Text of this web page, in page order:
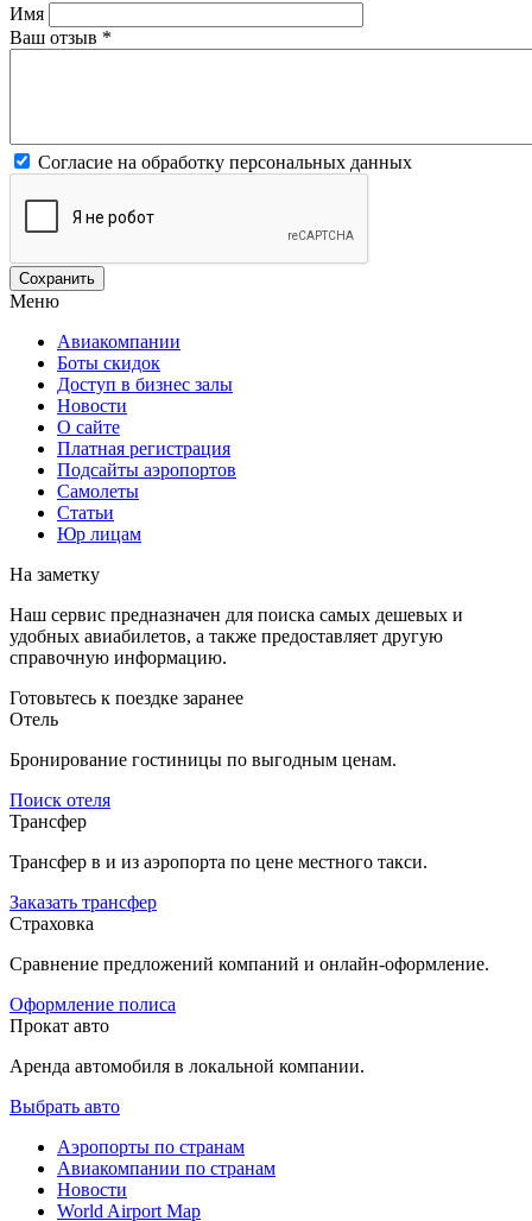
Имя
Ваш отзыв *
Согласие на обработку персональных данных
Меню
Авиакомпании
Боты скидок
Доступ в бизнес залы
Новости
О сайте
Платная регистрация
Подсайты аэропортов
Самолеты
Статьи
Юр лицам
На заметку
Наш сервис предназначен для поиска самых дешевых и
удобных авиабилетов, а также предоставляет другую
справочную информацию.
Готовьтесь к поездке заранее
Отель
Бронирование гостиницы по выгодным ценам.
Поиск отеля
Трансфер
Трансфер в и из аэропорта по цене местного такси.
Заказать трансфер
Страховка
Сравнение предложений компаний и онлайн-оформление.
Оформление полиса
Прокат авто
Аренда автомобиля в локальной компании.
Выбрать авто
Аэропорты по странам
Авиакомпании по странам
Новости
World Airport Map